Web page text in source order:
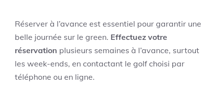
Réserver à l’avance est essentiel pour garantir une
belle journée sur le green. Effectuez votre
réservation plusieurs semaines à l’avance, surtout
les week-ends, en contactant le golf choisi par
téléphone ou en ligne.